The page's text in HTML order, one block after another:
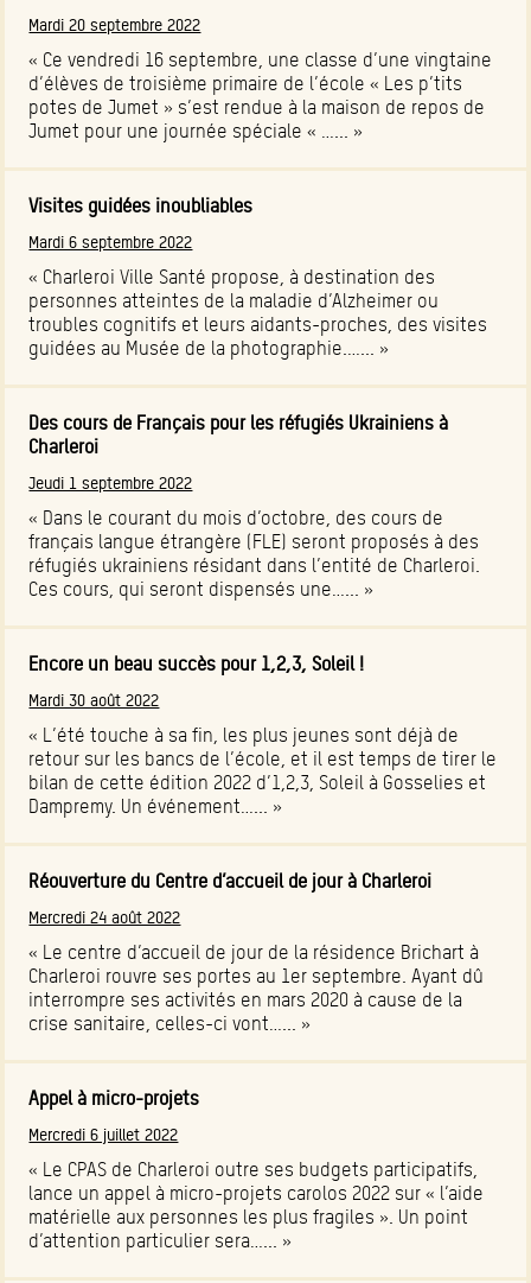
Mardi 20 septembre 2022
« Ce vendredi 16 septembre, une classe d’une vingtaine
d’élèves de troisième primaire de l’école « Les p’tits
potes de Jumet » s’est rendue à la maison de repos de
Jumet pour une journée spéciale « …... »
Visites guidées inoubliables
Mardi 6 septembre 2022
« Charleroi Ville Santé propose, à destination des
personnes atteintes de la maladie d’Alzheimer ou
troubles cognitifs et leurs aidants-proches, des visites
guidées au Musée de la photographie.…... »
Des cours de Français pour les réfugiés Ukrainiens à
Charleroi
Jeudi 1 septembre 2022
« Dans le courant du mois d’octobre, des cours de
français langue étrangère (FLE) seront proposés à des
réfugiés ukrainiens résidant dans l’entité de Charleroi.
Ces cours, qui seront dispensés une…... »
Encore un beau succès pour 1,2,3, Soleil !
Mardi 30 août 2022
« L’été touche à sa fin, les plus jeunes sont déjà de
retour sur les bancs de l’école, et il est temps de tirer le
bilan de cette édition 2022 d’1,2,3, Soleil à Gosselies et
Dampremy. Un événement…... »
Réouverture du Centre d’accueil de jour à Charleroi
Mercredi 24 août 2022
« Le centre d’accueil de jour de la résidence Brichart à
Charleroi rouvre ses portes au 1er septembre. Ayant dû
interrompre ses activités en mars 2020 à cause de la
crise sanitaire, celles-ci vont…... »
Appel à micro-projets
Mercredi 6 juillet 2022
« Le CPAS de Charleroi outre ses budgets participatifs,
lance un appel à micro-projets carolos 2022 sur « l’aide
matérielle aux personnes les plus fragiles ». Un point
d’attention particulier sera…... »